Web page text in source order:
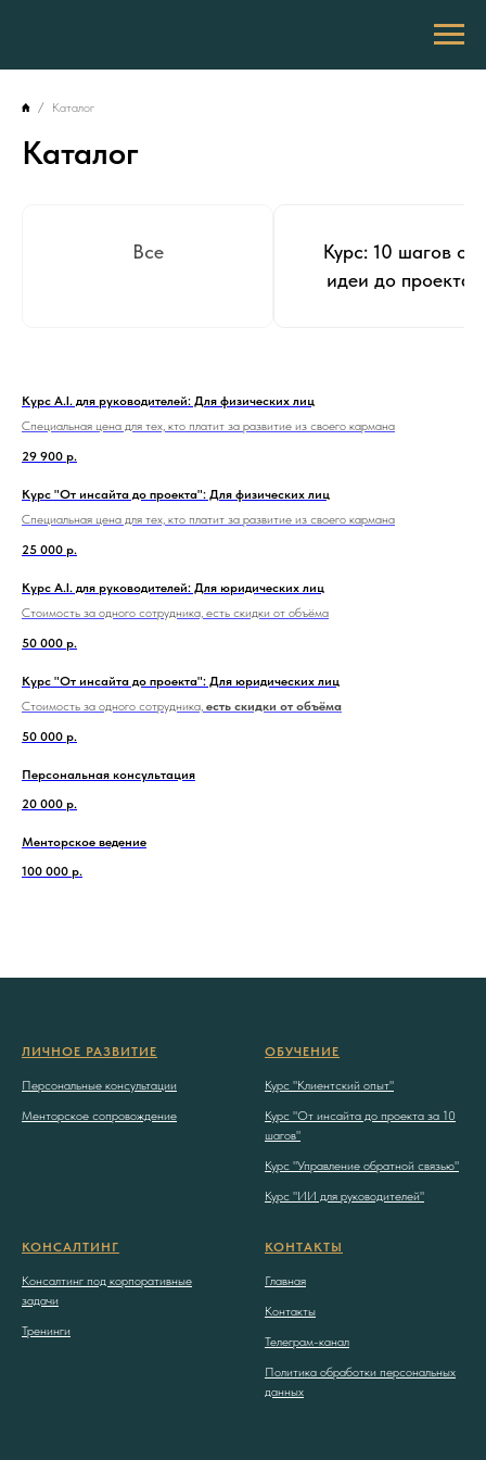
Каталог
Каталог
Все
Курс: 10 шагов от
идеи до проекта
Курс A.I. для руководителей: Для физических лиц
Специальная цена для тех, кто платит за развитие из своего кармана
29 900 р.
Курс "От инсайта до проекта": Для физических лиц
Специальная цена для тех, кто платит за развитие из своего кармана
25 000 р.
Курс A.I. для руководителей: Для юридических лиц
Стоимость за одного сотрудника, есть скидки от объёма
50 000 р.
Курс "От инсайта до проекта": Для юридических лиц
Стоимость за одного сотрудника, есть скидки от объёма
50 000 р.
Персональная консультация
20 000 р.
Менторское ведение
100 000 р.
ЛИЧНОЕ РАЗВИТИЕ
Персональные консультации
Менторское сопровождение
ОБУЧЕНИЕ
Курс "Клиентский опыт"
Курс "От инсайта до проекта за 10
шагов"
Курс "Управление обратной связью"
Курс "ИИ для руководителей"
КОНСАЛТИНГ
Консалтинг под корпоративные
задачи
Тренинги
КОНТАКТЫ
Главная
Контакты
Телеграм-канал
Политика обработки персональных
данных